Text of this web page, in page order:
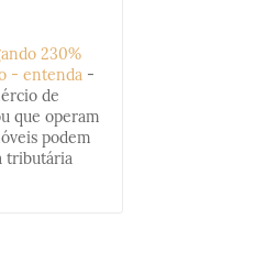
230%
- entenda -
de
que operam
podem
tributária